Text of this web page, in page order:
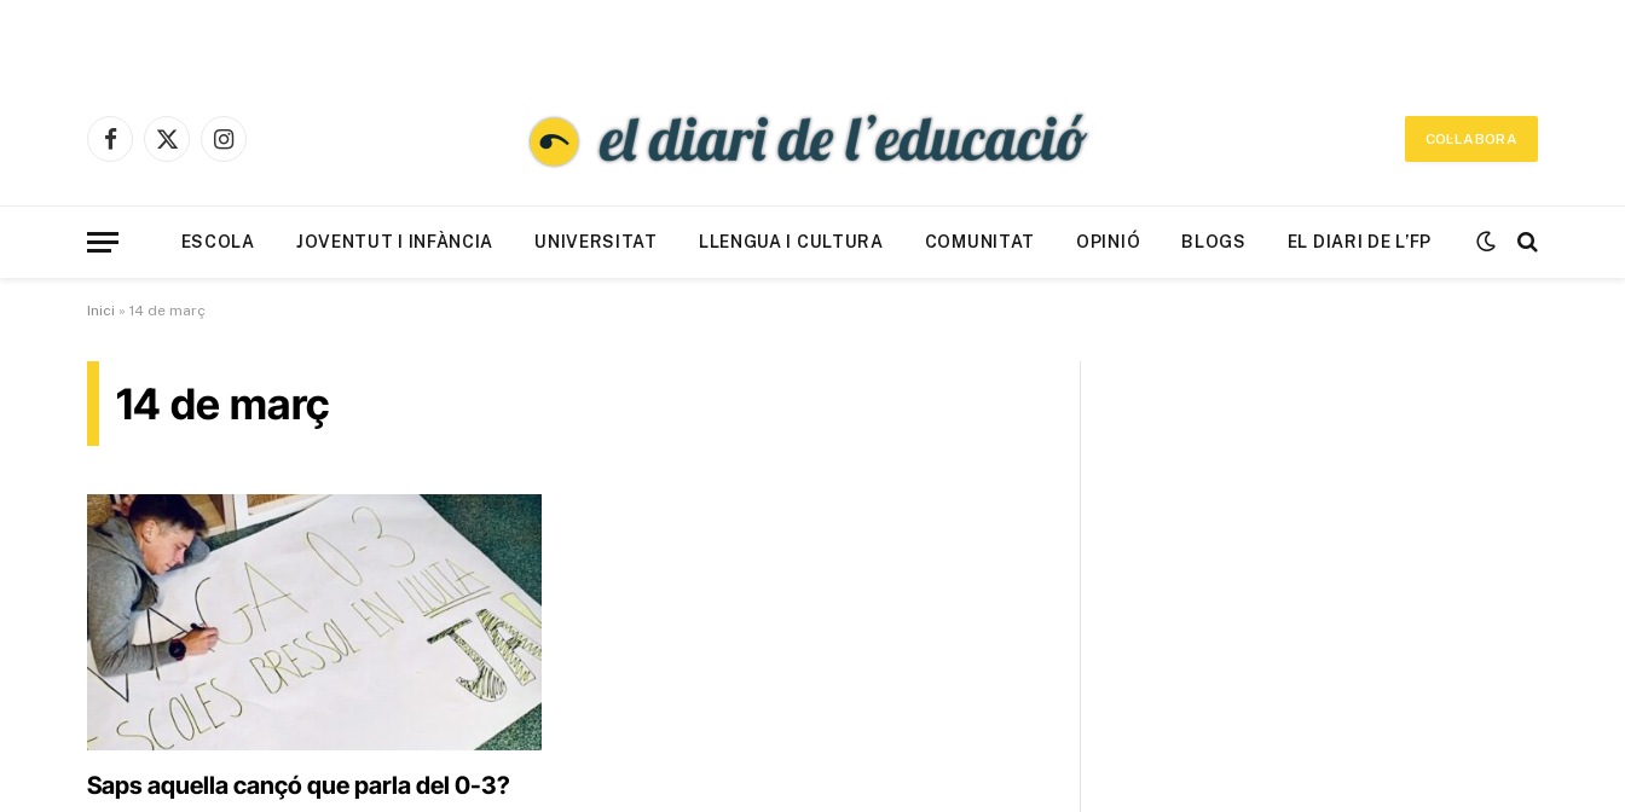
Facebook
X
Instagram
COL·LABORA
ESCOLA JOVENTUT I INFÀNCIA UNIVERSITAT LLENGUA I CULTURA COMUNITAT OPINIÓ BLOGS EL DIARI DE L’FP
Inici » 14 de març
14 de març
Saps aquella cançó que parla del 0-3?